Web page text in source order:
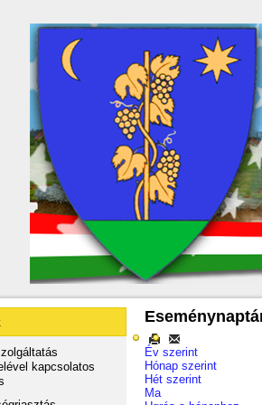
kapcsolatos
Év szerint
Hónap szerint
Hét szerint
Ma